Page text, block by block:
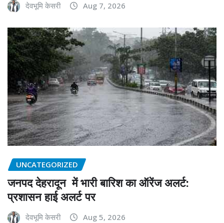
देवभूमि केसरी Aug 7, 2026
UNCATEGORIZED
जनपद देहरादून में भारी बारिश का ऑरेंज अलर्ट:
प्रशासन हाई अलर्ट पर
देवभूमि केसरी Aug 5, 2026